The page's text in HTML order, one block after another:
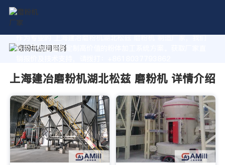
作为专业的 上海建冶磨粉机湖北松兹 磨粉机 制造厂家，我们
致力于为您量身定制高价值的粉体加工系统方案。获取厂家直
上海建冶磨粉机湖北松兹 磨粉机 详情介绍